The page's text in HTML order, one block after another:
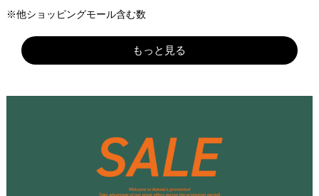
※他ショッピングモール含む数
もっと見る